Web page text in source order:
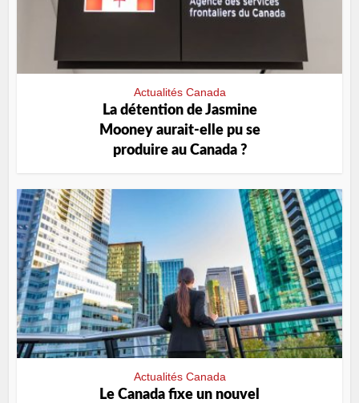
Actualités Canada
La détention de Jasmine
Mooney aurait-elle pu se
produire au Canada ?
Actualités Canada
Le Canada fixe un nouvel